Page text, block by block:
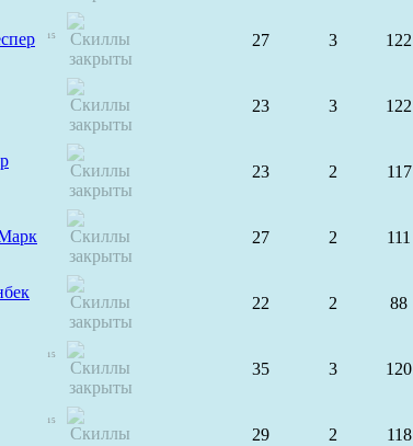
15 27 3 122
23 3 122
23 2 117
27 2 111
22 2 88
15
35 3 120
15
29 2 118